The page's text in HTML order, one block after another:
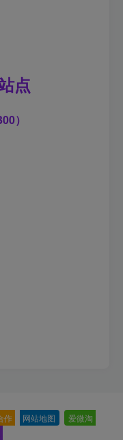
点
）
作 网站地图 爱微淘